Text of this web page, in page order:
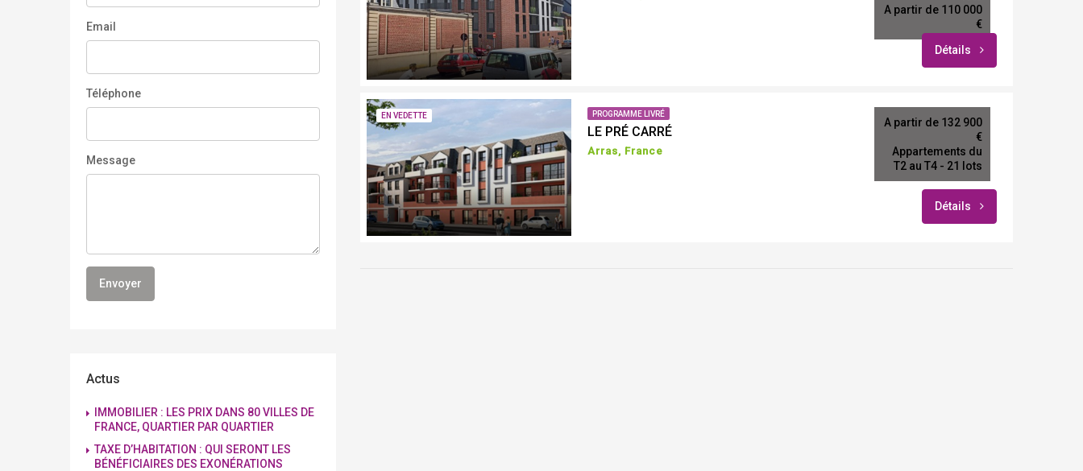
A partir de 110 000
€
Détails
EN VEDETTE PROGRAMME LIVRÉ
LE PRÉ CARRÉ
Arras, France
A partir de 132 900
€
Appartements du
T2 au T4 - 21 lots
Détails
Email
Téléphone
Message
Actus
IMMOBILIER : LES PRIX DANS 80 VILLES DE
FRANCE, QUARTIER PAR QUARTIER
TAXE D’HABITATION : QUI SERONT LES
BÉNÉFICIAIRES DES EXONÉRATIONS